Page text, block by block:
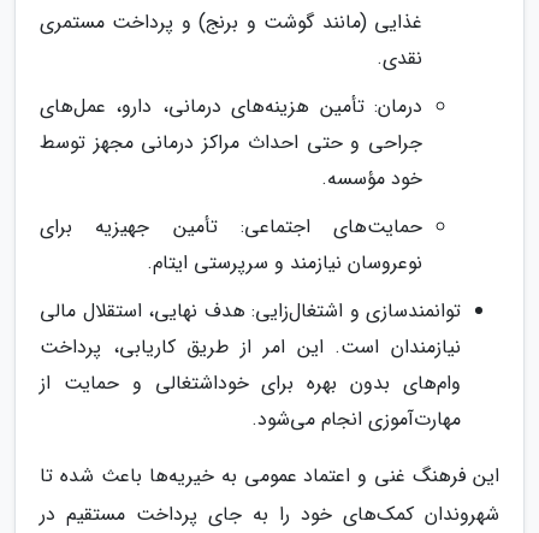
غذایی (مانند گوشت و برنج) و پرداخت مستمری
نقدی.
درمان: تأمین هزینه‌های درمانی، دارو، عمل‌های
جراحی و حتی احداث مراکز درمانی مجهز توسط
خود مؤسسه.
حمایت‌های اجتماعی: تأمین جهیزیه برای
نوعروسان نیازمند و سرپرستی ایتام.
توانمندسازی و اشتغال‌زایی: هدف نهایی، استقلال مالی
نیازمندان است. این امر از طریق کاریابی، پرداخت
وام‌های بدون بهره برای خوداشتغالی و حمایت از
مهارت‌آموزی انجام می‌شود.
این فرهنگ غنی و اعتماد عمومی به خیریه‌ها باعث شده تا
شهروندان کمک‌های خود را به جای پرداخت مستقیم در